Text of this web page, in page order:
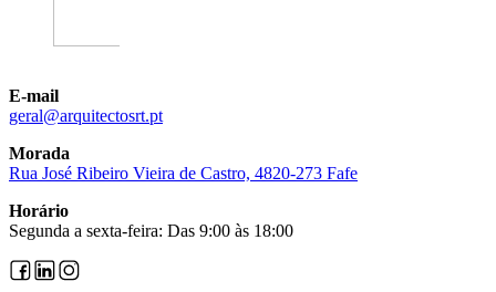
E-mail
tp.trsotcetiuqra
@lareg
Morada
Rua José Ribeiro Vieira de Castro, 4820-273 Fafe
Horário
Segunda a sexta-feira: Das 9:00 às 18:00